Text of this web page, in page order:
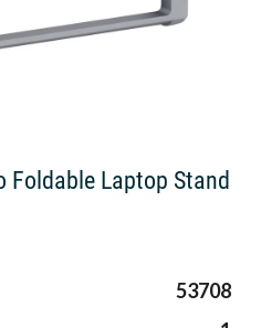
Foldable Laptop Stand
53708